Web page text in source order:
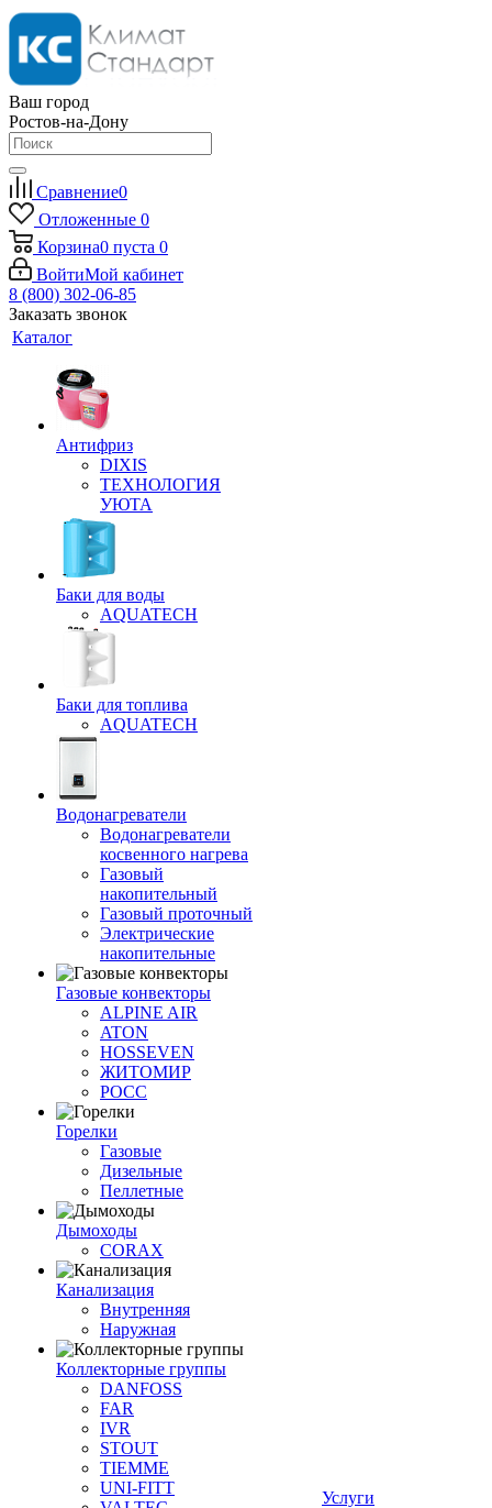
Ваш город
Ростов-на-Дону
Сравнение0
Отложенные 0
Корзина0 пуста 0
ВойтиМой кабинет
8 (800) 302-06-85
Заказать звонок
Каталог
Антифриз
DIXIS
ТЕХНОЛОГИЯ
УЮТА
Баки для воды
AQUATECH
Баки для топлива
AQUATECH
Водонагреватели
Водонагреватели
косвенного нагрева
Газовый
накопительный
Газовый проточный
Электрические
накопительные
Газовые конвекторы
ALPINE AIR
ATON
HOSSEVEN
ЖИТОМИР
РОСС
Горелки
Газовые
Дизельные
Пеллетные
Дымоходы
CORAX
Канализация
Внутренняя
Наружная
Коллекторные группы
DANFOSS
FAR
IVR
STOUT
TIEMME
UNI-FITT
Услуги